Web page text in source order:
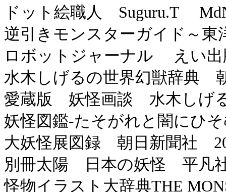
ドット絵職人 Suguru.T
逆引きモンスターガイド～
ロボットジャーナル えい
水木しげるの世界幻獣辞典
愛蔵版 妖怪画談 水木しげ
妖怪図鑑-たそがれと闇にひ
大妖怪展図録 朝日新聞社
別冊太陽 日本の妖怪 平凡
怪物イラスト大辞典THE